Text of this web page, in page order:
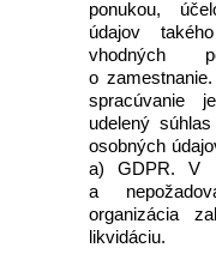
ponukou,
údajov
vhodných
o
spracúvanie
udelený
osobných
a) GDPR. V
a
organizácia
likvidáciu.